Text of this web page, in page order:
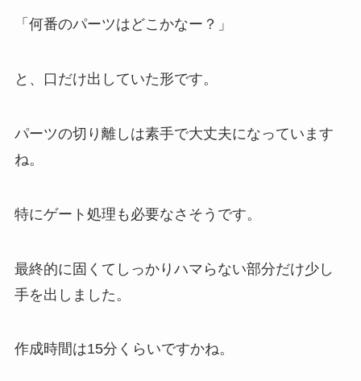
「何番のパーツはどこかなー？」
と、口だけ出していた形です。
パーツの切り離しは素手で大丈夫になっています
ね。
特にゲート処理も必要なさそうです。
最終的に固くてしっかりハマらない部分だけ少し
手を出しました。
作成時間は15分くらいですかね。